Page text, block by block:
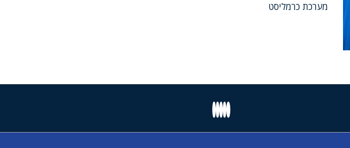
מערכת כרמליסט